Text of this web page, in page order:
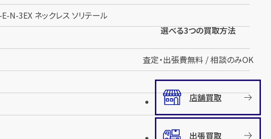
N-3EX ネックレス ソリテール
選べる3つの買取方法
査定・出張費無料 / 相談のみOK
店舗買取
出張買取